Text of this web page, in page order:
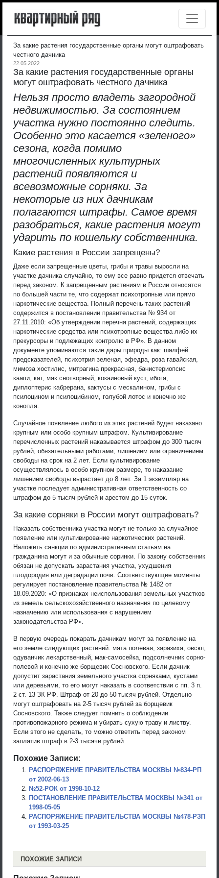
За какие растения государственные органы могут оштрафовать
честного дачника
22.05.2022
За какие растения государственные органы
могут оштрафовать честного дачника
Нельзя просто владеть загородной
недвижимостью. За состоянием
участка нужно постоянно следить.
Особенно это касается «зеленого»
сезона, когда помимо
многочисленных культурных
растений появляются и
всевозможные сорняки. За
некоторые из них дачникам
полагаются штрафы. Самое время
разобраться, какие растения могут
ударить по кошельку собственника.
Какие растения в России запрещены?
Даже если запрещенные цветы, грибы и травы выросли на
участке дачника случайно, то ему все равно придется отвечать
перед законом. К запрещенным растениям в России относятся
по большей части те, что содержат психотропные или прямо
наркотические вещества. Полный перечень таких растений
содержится в постановлении правительства № 934 от
27.11.2010: «Об утверждении перечня растений, содержащих
наркотические средства или психотропные вещества либо их
прекурсоры и подлежащих контролю в РФ». В данном
документе упоминаются такие дары природы как: шалфей
предсказателей, психотрия зеленая, эфедра, роза гавайская,
мимоза хостилис, митрагина прекрасная, банистериопсис
каапи, кат, мак снотворный, кокаиновый куст, ибога,
диплоптерис кабрерана, кактусы с мескалином, грибы с
псилоцином и псилоцибином, голубой лотос и конечно же
конопля.
Случайное появление любого из этих растений будет наказано
крупным или особо крупным штрафом. Культивирование
перечисленных растений наказывается штрафом до 300 тысяч
рублей, обязательными работами, лишением или ограничением
свободы на срок на 2 лет. Если культивирование
осуществлялось в особо крупном размере, то наказание
лишением свободы вырастает до 8 лет. За 1 экземпляр на
участке последует административная ответственность со
штрафом до 5 тысяч рублей и арестом до 15 суток.
За какие сорняки в России могут оштрафовать?
Наказать собственника участка могут не только за случайное
появление или культивирование наркотических растений.
Наложить санкции по административным статьям на
гражданина могут и за обычные соринки. По закону собственник
обязан не допускать зарастания участка, ухудшения
плодородия или деградации почв. Соответствующие моменты
регулирует постановление правительства № 1482 от
18.09.2020: «О признаках неиспользования земельных участков
из земель сельскохозяйственного назначения по целевому
назначению или использования с нарушением
законодательства РФ».
В первую очередь покарать дачникам могут за появление на
его земле следующих растений: мята полевая, заразиха, овсюг,
одуванчик лекарственный, мак-самосейка, подсолнечник сорно-
полевой и конечно же борщевик Сосновского. Если дачник
допустит зарастания земельного участка сорняками, кустами
или деревьями, то его могут наказать в соответствии с пп. 3 п.
2 ст. 13 ЗК РФ. Штраф от 20 до 50 тысяч рублей. Отдельно
могут оштрафовать на 2-5 тысяч рублей за борщевик
Сосновского. Также следует помнить о соблюдении
противопожарного режима и убирать сухую траву и листву.
Если этого не сделать, то можно ответить перед законом
заплатив штраф в 2-3 тысячи рублей.
Похожие Записи:
РАСПОРЯЖЕНИЕ ПРАВИТЕЛЬСТВА МОСКВЫ №834-РП
от 2002-06-13
№52-РОК от 1998-10-12
ПОСТАНОВЛЕНИЕ ПРАВИТЕЛЬСТВА МОСКВЫ №341 от
1998-05-05
РАСПОРЯЖЕНИЕ ПРАВИТЕЛЬСТВА МОСКВЫ №478-РЗП
от 1993-03-25
ПОХОЖИЕ ЗАПИСИ